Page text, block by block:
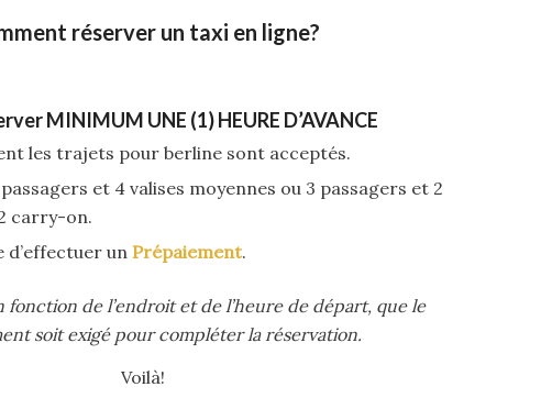
réserver un taxi en ligne?
MINIMUM UNE (1) HEURE D’AVANCE
les trajets pour berline sont acceptés.
et 4 valises moyennes ou 3 passagers et 2
carry-on.
d’effectuer un Prépaiement.
fonction de l’endroit et de l’heure de départ, que le
soit exigé pour compléter la réservation.
Voilà!